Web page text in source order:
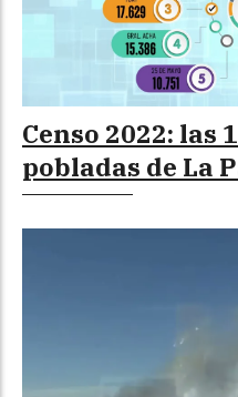
Censo 2022: las
pobladas de La